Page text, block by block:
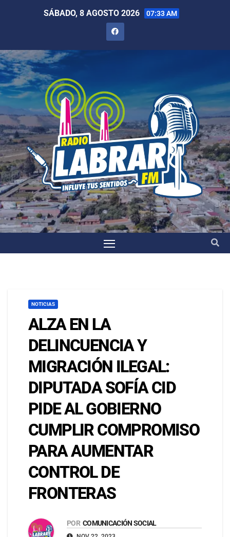
SÁBADO, 8 AGOSTO 2026 07:33 AM
NOTICIAS
ALZA EN LA
DELINCUENCIA Y
MIGRACIÓN ILEGAL:
DIPUTADA SOFÍA CID
PIDE AL GOBIERNO
CUMPLIR COMPROMISO
PARA AUMENTAR
CONTROL DE
FRONTERAS
POR COMUNICACIÓN SOCIAL